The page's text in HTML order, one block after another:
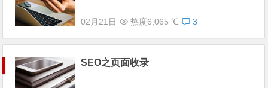
02月21日 热度6,065 ℃ 3
SEO之页面收录